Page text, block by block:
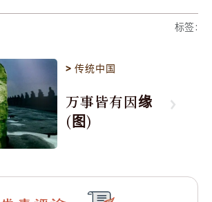
标签:
>传统中国
万事皆有因缘
(图)